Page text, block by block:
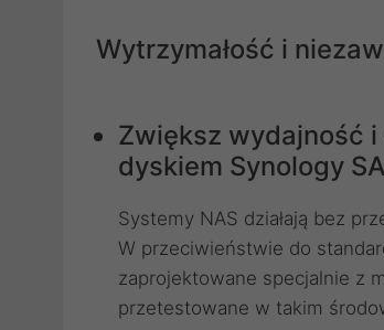
Wytrzymałość i
Zwiększ wydajność
dyskiem Synology
Systemy NAS działają bez
W przeciwieństwie do
zaprojektowane specjalnie z
przetestowane w takim